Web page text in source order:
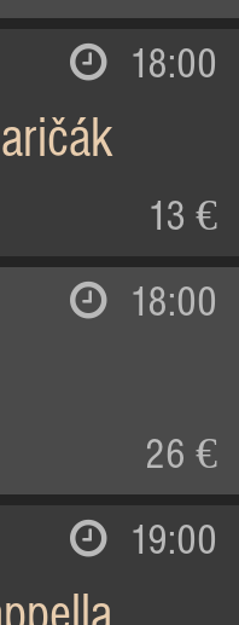
18:00
13 €
18:00
26 €
19:00